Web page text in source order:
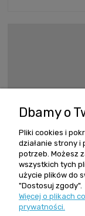
Dbamy o
Pliki cookies i
działanie strony i
potrzeb. Możesz
wszystkich tych
użycie plików do
"Dostosuj zgody".
Więcej o plikach
prywatności.